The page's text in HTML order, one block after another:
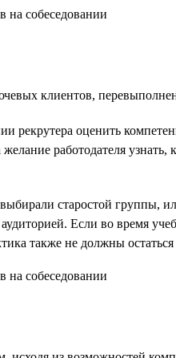
клиентов,
рекрутера оценить
работодателя узнать,
старостой группы,
Если во время
также не должны